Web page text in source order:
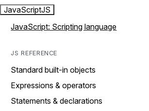
JavaScriptJS
JavaScript: Scripting language
JS REFERENCE
Standard built-in objects
Expressions & operators
Statements & declarations